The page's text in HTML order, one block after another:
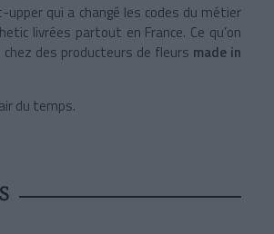
qui a changé les codes du métier
livrées partout en France. Ce qu’on
des producteurs de fleurs made in
du temps.